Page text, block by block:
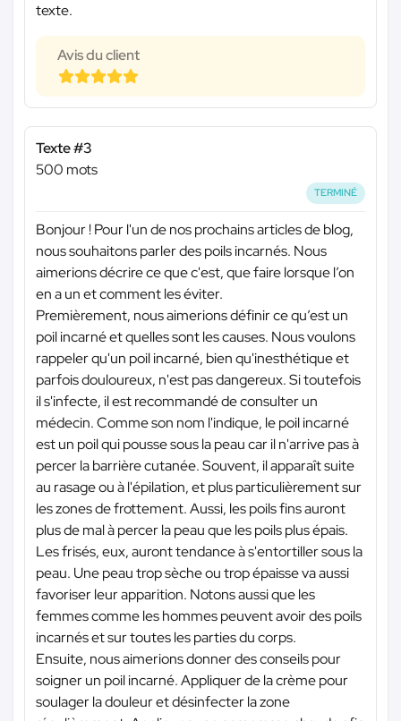
texte.
Avis du client
Texte #3
500 mots
TERMINÉ
Bonjour ! Pour l'un de nos prochains articles de blog,
nous souhaitons parler des poils incarnés. Nous
aimerions décrire ce que c'est, que faire lorsque l’on
en a un et comment les éviter.
Premièrement, nous aimerions définir ce qu’est un
poil incarné et quelles sont les causes. Nous voulons
rappeler qu'un poil incarné, bien qu'inesthétique et
parfois douloureux, n'est pas dangereux. Si toutefois
il s'infecte, il est recommandé de consulter un
médecin. Comme son nom l'indique, le poil incarné
est un poil qui pousse sous la peau car il n'arrive pas à
percer la barrière cutanée. Souvent, il apparaît suite
au rasage ou à l'épilation, et plus particulièrement sur
les zones de frottement. Aussi, les poils fins auront
plus de mal à percer la peau que les poils plus épais.
Les frisés, eux, auront tendance à s'entortiller sous la
peau. Une peau trop sèche ou trop épaisse va aussi
favoriser leur apparition. Notons aussi que les
femmes comme les hommes peuvent avoir des poils
incarnés et sur toutes les parties du corps.
Ensuite, nous aimerions donner des conseils pour
soigner un poil incarné. Appliquer de la crème pour
soulager la douleur et désinfecter la zone